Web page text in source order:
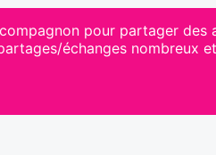
pour partager
échanges nombreux